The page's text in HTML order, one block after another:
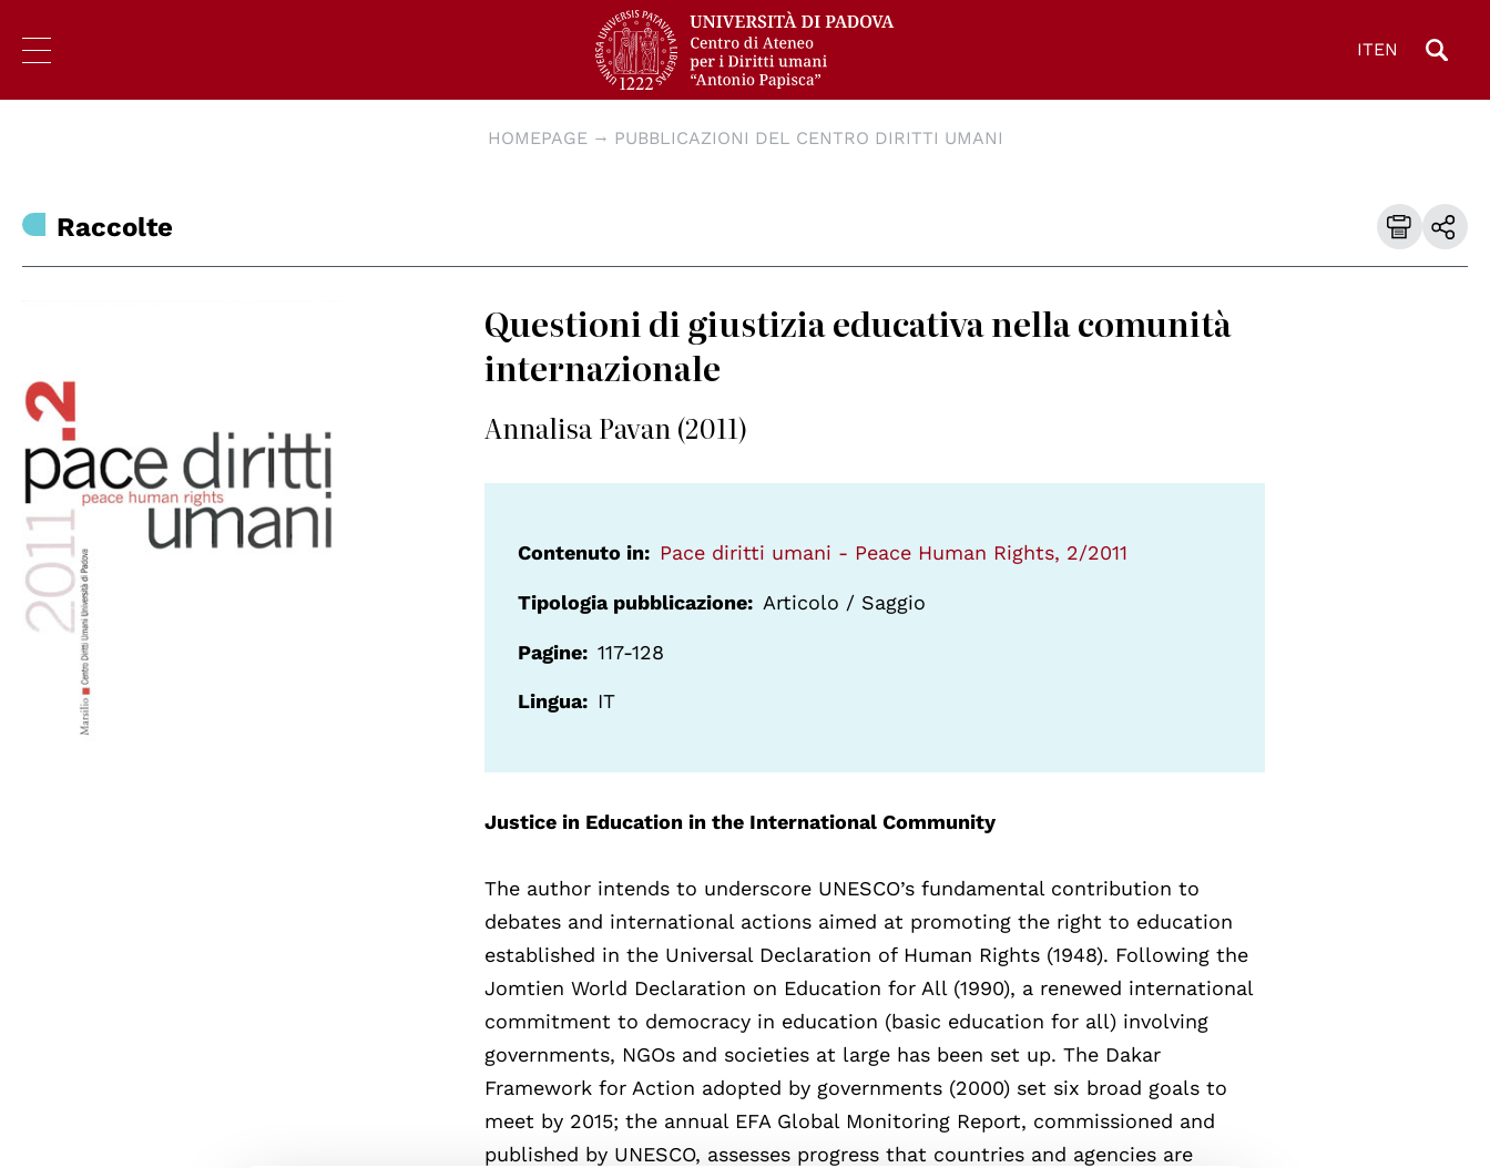
ITEN
HOMEPAGE PUBBLICAZIONI DEL CENTRO DIRITTI UMANI
Raccolte
Questioni di giustizia educativa nella comunità
internazionale
Annalisa Pavan (2011)
Contenuto in Pace diritti umani - Peace Human Rights, 2/2011
Tipologia pubblicazione Articolo / Saggio
Pagine 117-128
Lingua IT
Justice in Education in the International Community
The author intends to underscore UNESCO’s fundamental contribution to
debates and international actions aimed at promoting the right to education
established in the Universal Declaration of Human Rights (1948). Following the
Jomtien World Declaration on Education for All (1990), a renewed international
commitment to democracy in education (basic education for all) involving
governments, NGOs and societies at large has been set up. The Dakar
Framework for Action adopted by governments (2000) set six broad goals to
meet by 2015; the annual EFA Global Monitoring Report, commissioned and
published by UNESCO, assesses progress that countries and agencies are